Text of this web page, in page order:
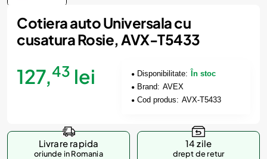
Cotiera auto Universala cu
cusatura Rosie, AVX-T5433
127,43 lei Disponibilitate:
În stoc
Brand: AVEX
Cod produs: AVX-T5433
Livrare rapida
oriunde in Romania
14 zile
drept de retur